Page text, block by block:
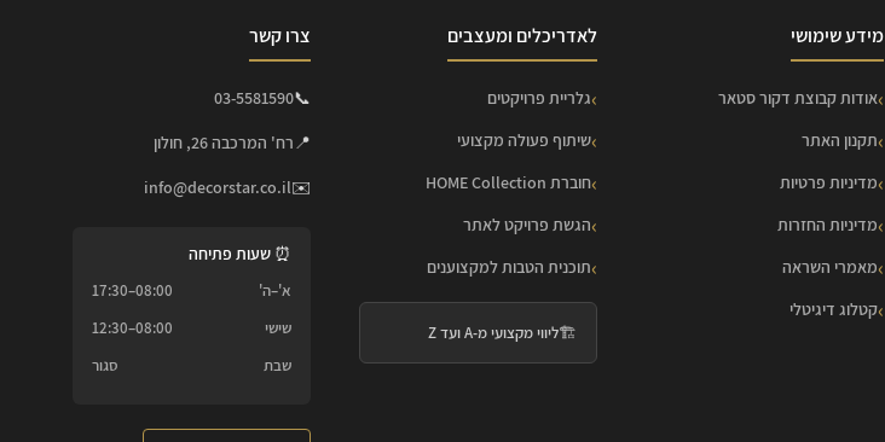
מידע שימושי
אודות קבוצת דקור סטאר
תקנון האתר
מדיניות פרטיות
מדיניות החזרות
מאמרי השראה
קטלוג דיגיטלי
לאדריכלים ומעצבים
גלריית פרויקטים
שיתוף פעולה מקצועי
חוברת HOME Collection
הגשת פרויקט לאתר
תוכנית הטבות למקצוענים
🏗️ליווי מקצועי מ-A ועד Z
צרו קשר
📞
03-5581590
📍 רח' המרכבה 26, חולון
✉️
info@decorstar.co.il
⏰ שעות פתיחה
א'–ה'
08:00–17:30
שישי
08:00–12:30
שבת
סגור